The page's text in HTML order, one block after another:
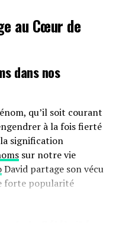
et sa diminution
cet élan vers
Mobilité
existe un optimisme
dans le milieu
continues
envers la durabilité
tendance vers une
au Cœur de
dans nos
qu’il soit courant
à la fois fierté
signification
sur notre vie
David partage son vécu
forte popularité